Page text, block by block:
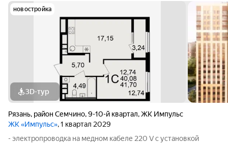
новостройка
3D-тур
Рязань, район Семчино,9-10-й квартал,ЖК Импульс
ЖК «Импульс», 1 квартал 2029
- электропроводка на медном кабеле 220 V с установкой